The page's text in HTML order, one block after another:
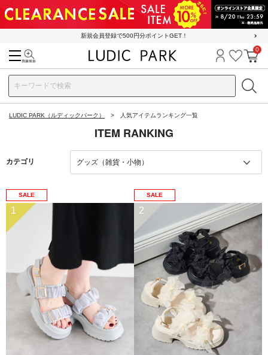
新規会員登録で500円分ポイントGET！
ログイン
お気に
カ
0
LUDIC PARK（ルディックパーク） 人気アイテムランキング一覧
ITEM RANKING
カテゴリ
SALE
1
SALE
2